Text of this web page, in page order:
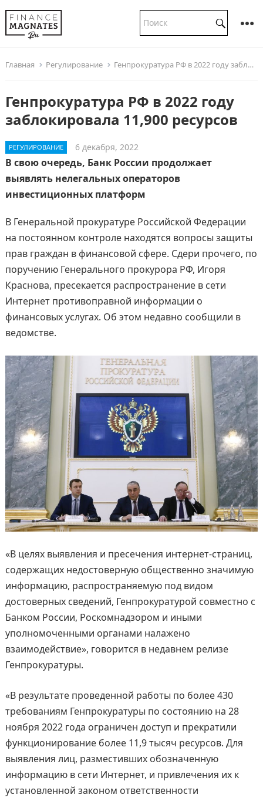
Главная Регулирование Генпрокуратура РФ в 2022 году заблокировала 11,900 ресурсов
Генпрокуратура РФ в 2022 году
заблокировала 11,900 ресурсов
РЕГУЛИРОВАНИЕ 6 декабря, 2022
В свою очередь, Банк России продолжает
выявлять нелегальных операторов
инвестиционных платформ
В Генеральной прокуратуре Российской Федерации
на постоянном контроле находятся вопросы защиты
прав граждан в финансовой сфере. Сдери прочего, по
поручению Генерального прокурора РФ, Игоря
Краснова, пресекается распространение в сети
Интернет противоправной информации о
финансовых услугах. Об этом недавно сообщили в
ведомстве.
«В целях выявления и пресечения интернет-страниц,
содержащих недостоверную общественно значимую
информацию, распространяемую под видом
достоверных сведений, Генпрокуратурой совместно с
Банком России, Роскомнадзором и иными
уполномоченными органами налажено
взаимодействие», говорится в недавнем релизе
Генпрокуратуры.
«В результате проведенной работы по более 430
требованиям Генпрокуратуры по состоянию на 28
ноября 2022 года ограничен доступ и прекратили
функционирование более 11,9 тысяч ресурсов. Для
выявления лиц, разместивших обозначенную
информацию в сети Интернет, и привлечения их к
установленной законом ответственности